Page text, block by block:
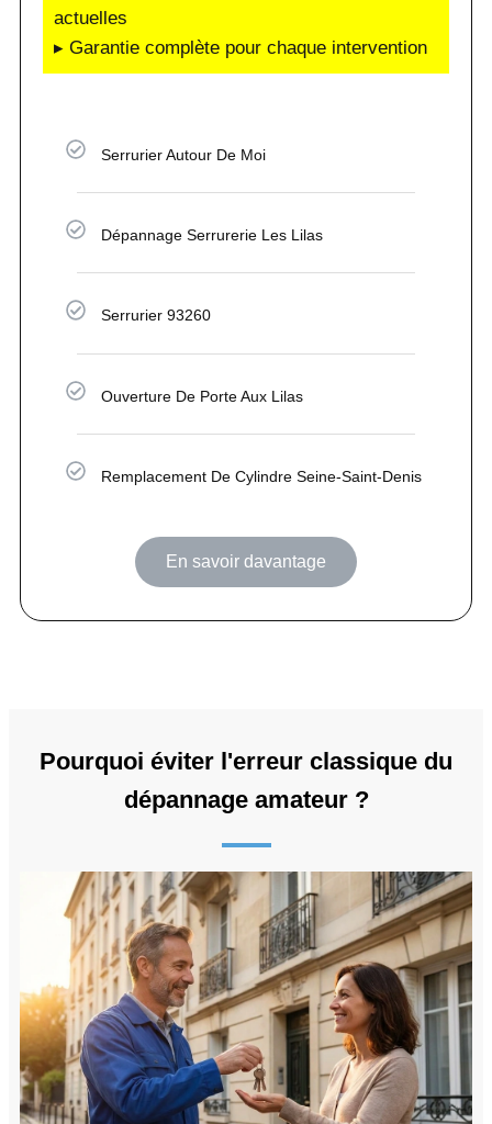
actuelles
▸ Garantie complète pour chaque intervention
Serrurier Autour De Moi
Dépannage Serrurerie Les Lilas
Serrurier 93260
Ouverture De Porte Aux Lilas
Remplacement De Cylindre Seine-Saint-Denis
En savoir davantage
Pourquoi éviter l'erreur classique du
dépannage amateur ?